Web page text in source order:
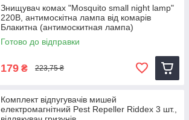
Знищувач комах "Mosquito small night lamp"
220В, антимоскітна лампа від комарів
Блакитна (антимоскитная лампа)
Готово до відправки
179 ₴ 223,75 ₴
Комплект відпугувачів мишей
електромагнітний Pest Repeller Riddex 3 шт.,